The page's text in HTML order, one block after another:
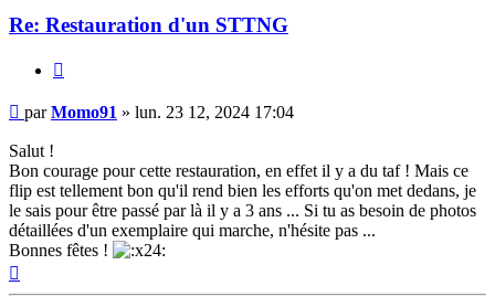
Re: Restauration d'un STTNG
Message
parMomo91 » lun. 23 12, 2024 17:04
Salut !
Bon courage pour cette restauration, en effet il y a du taf ! Mais ce
flip est tellement bon qu'il rend bien les efforts qu'on met dedans, je
le sais pour être passé par là il y a 3 ans ... Si tu as besoin de photos
détaillées d'un exemplaire qui marche, n'hésite pas ...
Bonnes fêtes !